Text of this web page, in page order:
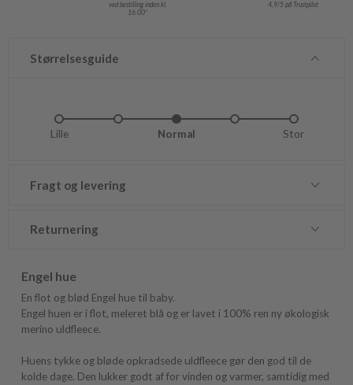
ved bestilling inden kl.
16.00*
4,9/5 på Trustpilot
Størrelsesguide
Lille Normal Stor
Fragt og levering
Returnering
Engel hue
En flot og blød Engel hue til baby.
Engel huen er i flot, meleret blå og er lavet i 100% ren ny økologisk
merino uldfleece.
Huens tykke og bløde opkradsede uldfleece gør den god til de
kolde dage. Den lukker godt af for vinden og varmer, samtidig med